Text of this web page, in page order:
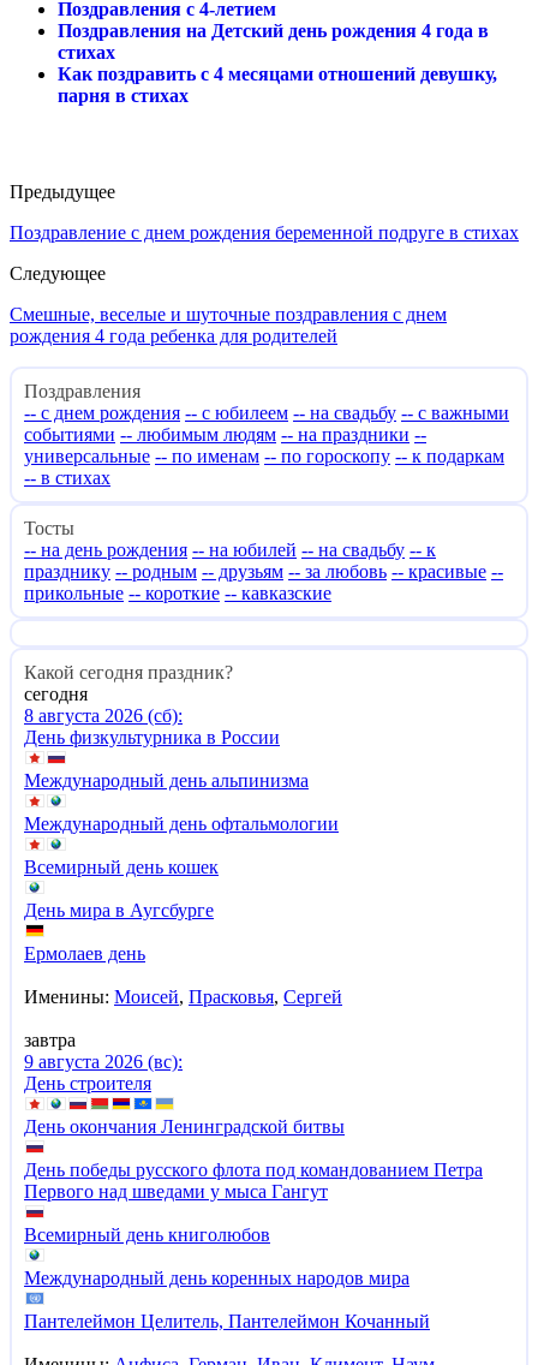
Поздравления с 4-летием
Поздравления на Детский день рождения 4 года в
стихах
Как поздравить с 4 месяцами отношений девушку,
парня в стихах
Предыдущее
Поздравление с днем рождения беременной подруге в стихах
Следующее
Смешные, веселые и шуточные поздравления с днем
рождения 4 года ребенка для родителей
Поздравления
-- с днем рождения -- с юбилеем -- на свадьбу -- с важными
событиями -- любимым людям -- на праздники --
универсальные -- по именам -- по гороскопу -- к подаркам
-- в стихах
Тосты
-- на день рождения -- на юбилей -- на свадьбу -- к
празднику -- родным -- друзьям -- за любовь -- красивые --
прикольные -- короткие -- кавказские
Какой сегодня праздник?
сегодня
8 августа 2026 (сб):
День физкультурника в России
Международный день альпинизма
Международный день офтальмологии
Всемирный день кошек
День мира в Аугсбурге
Ермолаев день
Именины: Моисей, Прасковья, Сергей
завтра
9 августа 2026 (вс):
День строителя
День окончания Ленинградской битвы
День победы русского флота под командованием Петра
Первого над шведами у мыса Гангут
Всемирный день книголюбов
Международный день коренных народов мира
Пантелеймон Целитель, Пантелеймон Кочанный